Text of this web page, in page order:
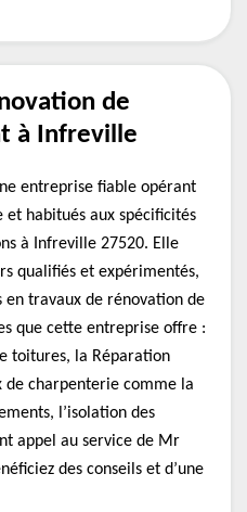
de
à Infreville
entreprise fiable opérant
habitués aux spécificités
à Infreville 27520. Elle
qualifiés et expérimentés,
en travaux de rénovation de
que cette entreprise offre :
toitures, la Réparation
charpenterie comme la
l’isolation des
appel au service de Mr
des conseils et d’une